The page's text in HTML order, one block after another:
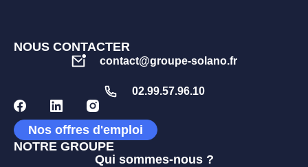
NOUS CONTACTER
contact@groupe-solano.fr
02.99.57.96.10
Nos offres d'emploi
NOTRE GROUPE
Qui sommes-nous ?